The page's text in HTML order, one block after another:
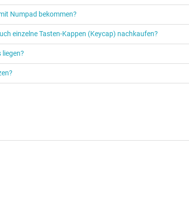
Numpad bekommen?
einzelne Tasten-Kappen (Keycap) nachkaufen?